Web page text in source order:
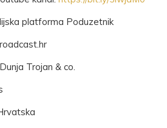
platforma Poduzetnik
Trojan & co.